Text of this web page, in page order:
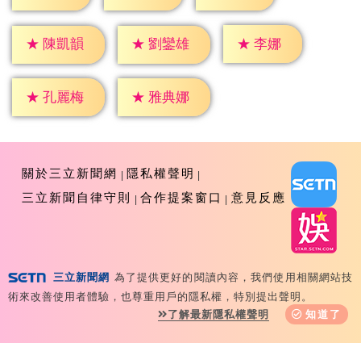
★ 陳凱韻 ★ 劉鑾雄 ★ 李娜
★ 孔麗梅 ★ 雅典娜
關於三立新聞網
隱私權聲明
三立新聞自律守則
合作提案窗口 意見反應
Copyright ©2026 Sanlih E-Television All Rights
Reserved 版權所有 盜用必究 台北市內湖區舊宗路一段159
號 02-8792-8888
三立新聞網 為了提供更好的閱讀內容，我們使用相關網站技
術來改善使用者體驗，也尊重用戶的隱私權，特別提出聲明。
了解最新隱私權聲明
知道了